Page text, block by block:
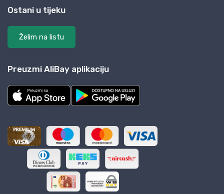
Ostani u tijeku
Želim na listu
Preuzmi AliBay aplikaciju